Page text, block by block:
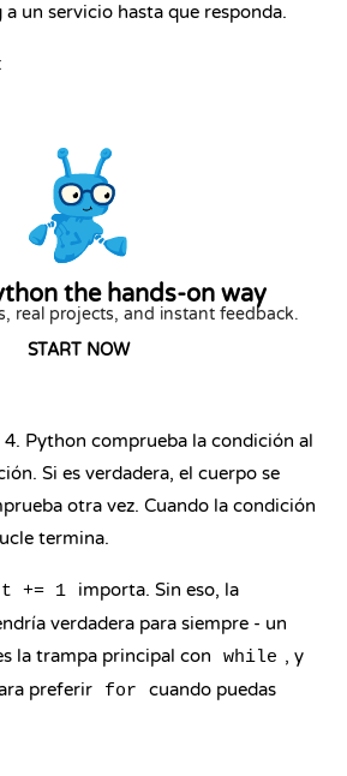
un servicio hasta que responda.
the hands-on way
real projects, and instant feedback.
START NOW
Python comprueba la condición al
Si es verdadera, el cuerpo se
otra vez. Cuando la condición
termina.
+= 1
importa. Sin eso, la
verdadera para siempre - un
la trampa principal con while , y
preferir
for
cuando puedas